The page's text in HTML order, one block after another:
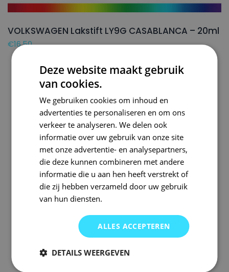
VOLKSWAGEN Lakstift LY9G CASABLANCA – 20ml
€16,50
Deze website maakt gebruik
van cookies.
We gebruiken cookies om inhoud en
advertenties te personaliseren en om ons
verkeer te analyseren. We delen ook
informatie over uw gebruik van onze site
met onze advertentie- en analysepartners,
die deze kunnen combineren met andere
informatie die u aan hen heeft verstrekt of
die zij hebben verzameld door uw gebruik
van hun diensten.
ALLES ACCEPTEREN
DETAILS WEERGEVEN